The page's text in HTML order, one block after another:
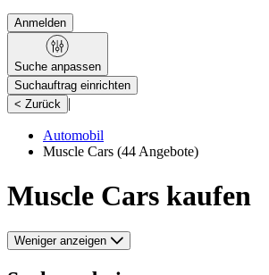
Anmelden
Suche anpassen
Suchauftrag einrichten
< Zurück |
Automobil
Muscle Cars (44 Angebote)
Muscle Cars kaufen
Weniger anzeigen